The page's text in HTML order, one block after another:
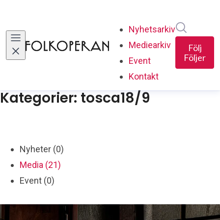
Nyhetsarkiv
Mediearkiv
Event
Kontakt
Följ
Följer
Kategorier: tosca18/9
Nyheter (0)
Media (21)
Event (0)